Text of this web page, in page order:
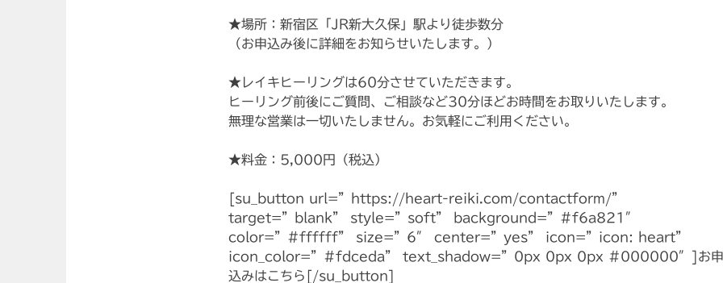
★場所：新宿区「JR新大久保」駅より徒歩数分
（お申込み後に詳細をお知らせいたします。）
★レイキヒーリングは60分させていただきます。
ヒーリング前後にご質問、ご相談など30分ほどお時間をお取りいたします。
無理な営業は一切いたしません。お気軽にご利用ください。
★料金：5,000円（税込）
[su_button url=”https://heart-reiki.com/contactform/”
target=”blank” style=”soft” background=”#f6a821″
color=”#ffffff” size=”6″ center=”yes” icon=”icon: heart”
icon_color=”#fdceda” text_shadow=”0px 0px 0px #000000″]お申
込みはこちら[/su_button]